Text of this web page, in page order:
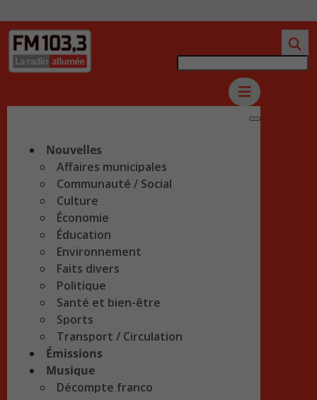
Nouvelles
Affaires municipales
Communauté / Social
Culture
Économie
Éducation
Environnement
Faits divers
Politique
Santé et bien-être
Sports
Transport / Circulation
Émissions
Musique
Décompte franco